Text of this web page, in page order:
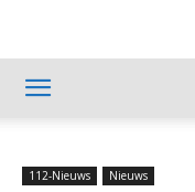
112-Nieuws Nieuws